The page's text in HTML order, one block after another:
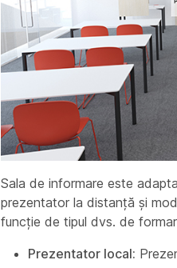
Sala de informare este
prezentator la distanță și
funcție de tipul dvs. de
Prezentator local: